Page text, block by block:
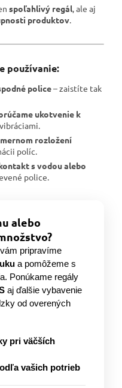
spoľahlivý regál , ale aj
produktov
používanie:
police– zaistíte tak
ukotvenie k
rozložení
políc.
s vodou alebo
police.
alebo
pripravíme
a pomôžeme s
Ponúkame regály
aj ďalšie vybavenie
od overených
pri väčších
vašich potrieb